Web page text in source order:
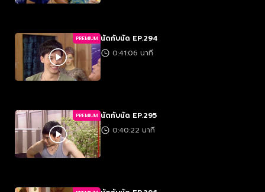
PREMIUM นัดกับนัด EP.294
0:41:06 นาที
PREMIUM นัดกับนัด EP.295
0:40:22 นาที